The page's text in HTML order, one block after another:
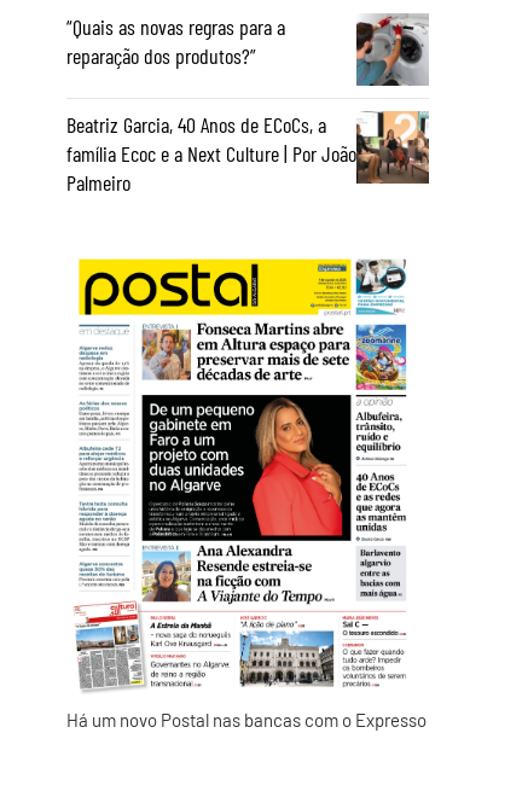
“Quais as novas regras para a
reparação dos produtos?”
Beatriz Garcia, 40 Anos de ECoCs, a
família Ecoc e a Next Culture | Por João
Palmeiro
Há um novo Postal nas bancas com o Expresso